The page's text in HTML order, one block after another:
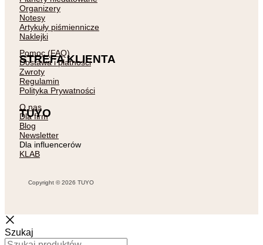
Organizery
Notesy
Artykuły piśmiennicze
Naklejki
STREFA KLIENTA
Pomoc (FAQ)
Dostawa i płatności
Zwroty
Regulamin
Polityka Prywatności
TUYO
O nas
Dla firm
Blog
Newsletter
Dla influencerów
KLAB
Copyright © 2026 TUYO
Szukaj